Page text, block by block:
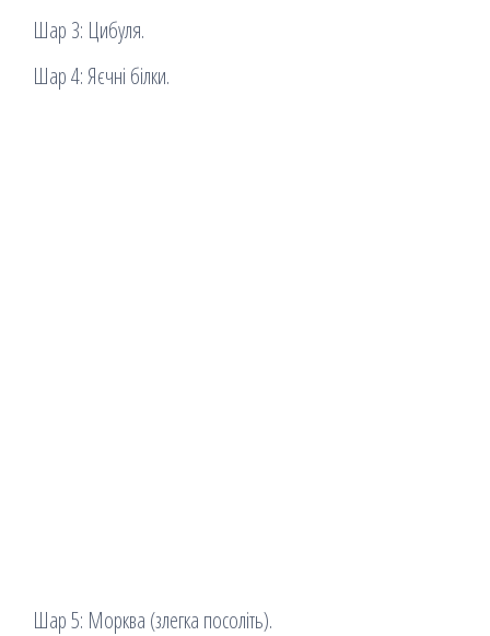
Шар 3: Цибуля.
Шар 4: Яєчні білки.
Шар 5: Морква (злегка посоліть).